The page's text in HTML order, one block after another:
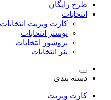
طرح رایگان
انتخابات
کارت ویزیت انتخابات
پوستر انتخابات
بروشور انتخابات
بنر انتخابات
دسته بندی
کارت ویزیت